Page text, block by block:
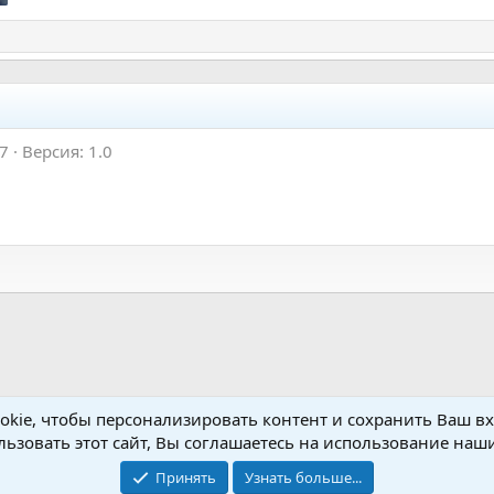
Версия: 1.0
Setup
Обратная связь
чтобы персонализировать контент и сохранить Ваш
этот сайт, Вы соглашаетесь на использование
Принять Узнать больше...